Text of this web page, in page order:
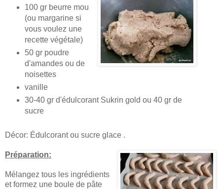
100 gr beurre mou
(ou margarine si
vous voulez une
recette végétale)
50 gr poudre
d'amandes ou de
noisettes
vanille
30-40 gr d'édulcorant Sukrin gold ou 40 gr de
sucre
Décor: Édulcorant ou sucre glace .
Préparation:
Mélangez tous les ingrédients
et formez une boule de pâte